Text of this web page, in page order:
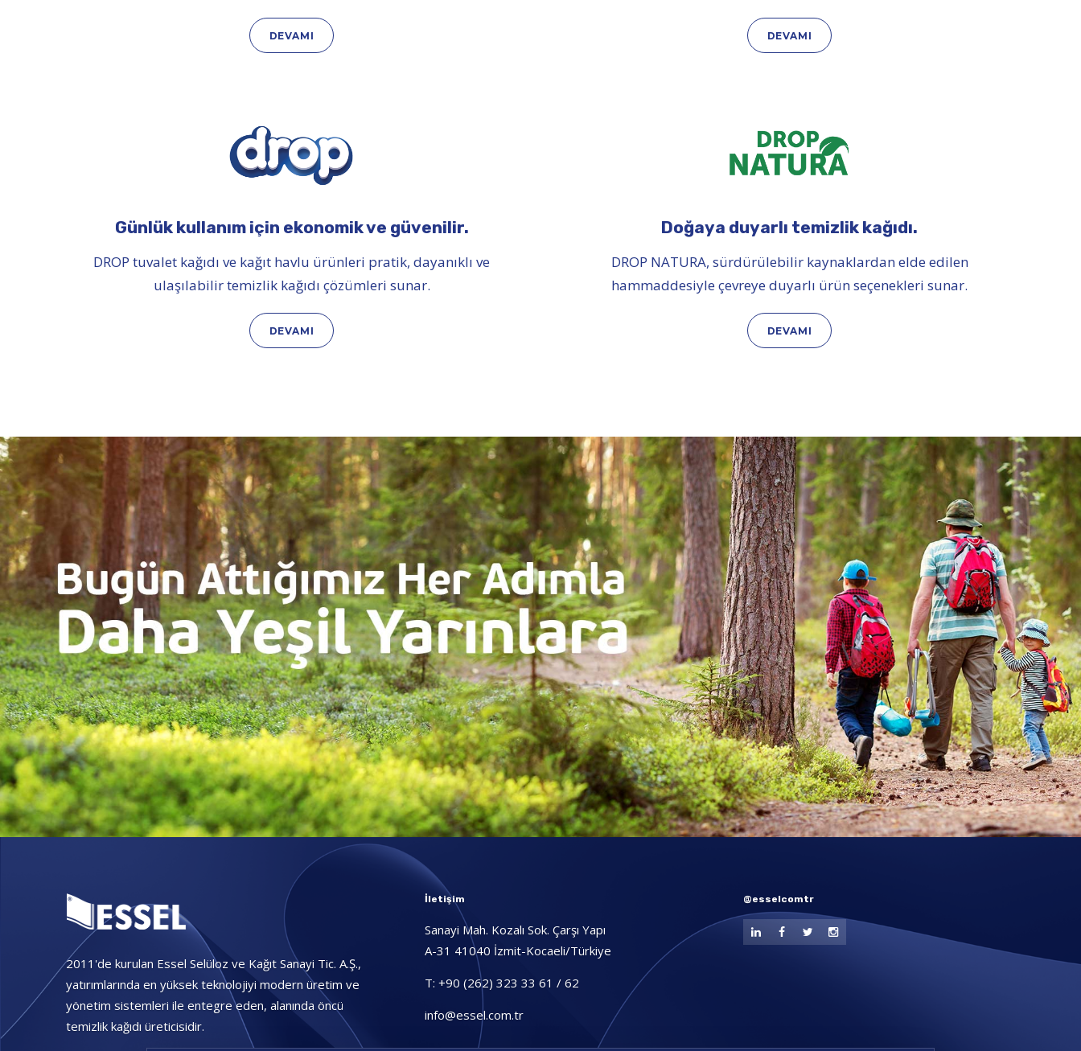
DEVAMI DEVAMI
Günlük kullanım için ekonomik ve güvenilir.
DROP tuvalet kağıdı ve kağıt havlu ürünleri pratik, dayanıklı ve
ulaşılabilir temizlik kağıdı çözümleri sunar.
DEVAMI
Doğaya duyarlı temizlik kağıdı.
DROP NATURA, sürdürülebilir kaynaklardan elde edilen
hammaddesiyle çevreye duyarlı ürün seçenekleri sunar.
DEVAMI
2011'de kurulan Essel Selüloz ve Kağıt Sanayi Tic. A.Ş.,
yatırımlarında en yüksek teknolojiyi modern üretim ve
yönetim sistemleri ile entegre eden, alanında öncü
temizlik kağıdı üreticisidir.
İletişim
Sanayi Mah. Kozalı Sok. Çarşı Yapı
A-31 41040 İzmit-Kocaeli/Türkiye
T: +90 (262) 323 33 61 / 62
info@essel.com.tr
@esselcomtr